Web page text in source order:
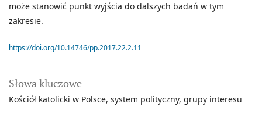
Słowa kluczowe
Kościół katolicki w Polsce system polityczny grupy interesu
może stanowić punkt wyjścia do dalszych badań w tym
zakresie.
https://doi.org/10.14746/pp.2017.22.2.11